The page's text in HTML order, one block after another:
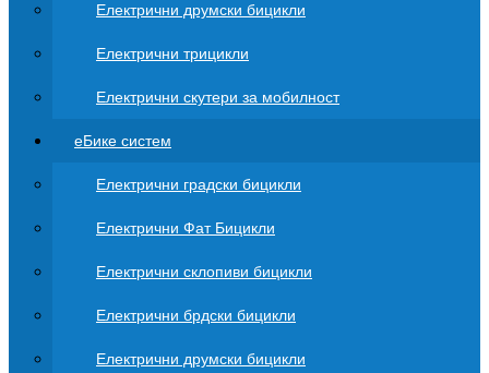
Електрични друмски бицикли
Електрични трицикли
Електрични скутери за мобилност
еБике систем
Електрични градски бицикли
Електрични Фат Бицикли
Електрични склопиви бицикли
Електрични брдски бицикли
Електрични друмски бицикли